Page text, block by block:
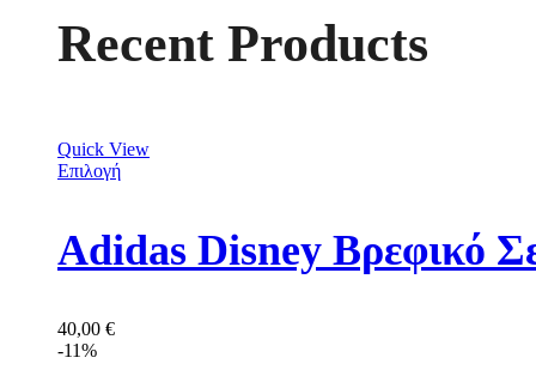
Recent Products
Quick View
Επιλογή
Adidas Disney Βρεφικό
40,00 €
-11%